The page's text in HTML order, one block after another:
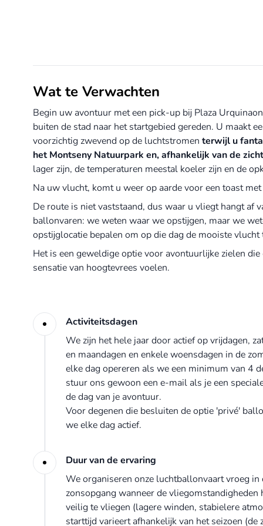
340€
Nu boeken
Pick-up Barcelona
Van157€
Nu boeken
Wat te Verwachten
Begin uw avontuur met een pick-up bij Plaza
buiten de stad naar het startgebied gereden. U maakt
voorzichtig zwevend op de luchtstromen terwijl u
het Montseny Natuurpark en, afhankelijk van de
lager zijn, de temperaturen meestal koeler zijn en de
Na uw vlucht, komt u weer op aarde voor een toast
De route is niet vaststaand, dus waar u vliegt hangt af
ballonvaren: we weten waar we opstijgen, maar we
opstijglocatie bepalen om op die dag de mooiste vlucht
Het is een geweldige optie voor avontuurlijke zielen
sensatie van hoogtevrees voelen.
Activiteitsdagen
We zijn het hele jaar door actief op vrijdagen,
en maandagen en enkele woensdagen in de
elke dag opereren als we een minimum van 4
stuur ons gewoon een e-mail als je een
de dag van je avontuur.
Voor degenen die besluiten de optie 'privé'
we elke dag actief.
Duur van de ervaring
We organiseren onze luchtballonvaart vroeg in
zonsopgang wanneer de vliegomstandigheden
veilig te vliegen (lagere winden, stabielere
starttijd varieert afhankelijk van het seizoen